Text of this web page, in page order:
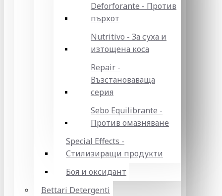
Deforforante - Против
пърхот
Nutritivo - За суха и
изтощена коса
Repair -
Възстановаваща
серия
Sebo Equilibrante -
Против омазняване
Special Effects -
Стилизиращи продукти
Боя и оксидант
Bettari Detergenti